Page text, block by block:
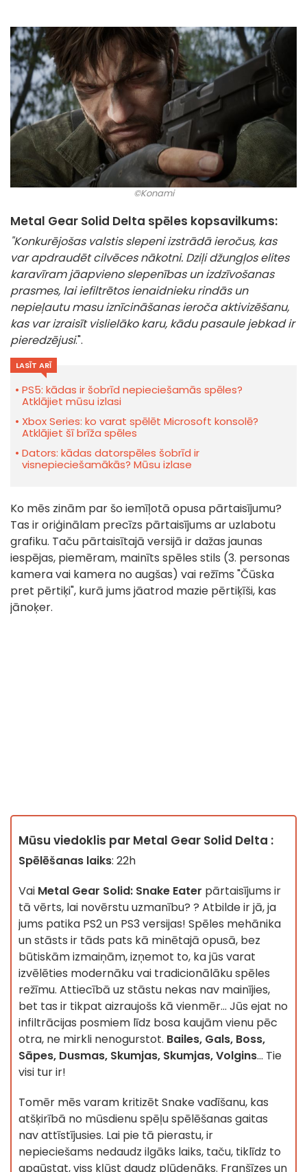
©Konami
Metal Gear Solid Delta spēles kopsavilkums:
"Konkurējošas valstis slepeni izstrādā ieročus, kas
var apdraudēt cilvēces nākotni. Dziļi džungļos elites
karavīram jāapvieno slepenības un izdzīvošanas
prasmes, lai iefiltrētos ienaidnieku rindās un
nepieļautu masu iznīcināšanas ieroča aktivizēšanu,
kas var izraisīt vislielāko karu, kādu pasaule jebkad ir
pieredzējusi.".
LASĪT ARĪ
PS5: kādas ir šobrīd nepieciešamās spēles?
Atklājiet mūsu izlasi
Xbox Series: ko varat spēlēt Microsoft konsolē?
Atklājiet šī brīža spēles
Dators: kādas datorspēles šobrīd ir
visnepieciešamākās? Mūsu izlase
Ko mēs zinām par šo iemīļotā opusa pārtaisījumu?
Tas ir oriģinālam precīzs pārtaisījums ar uzlabotu
grafiku. Taču pārtaisītajā versijā ir dažas jaunas
iespējas, piemēram, mainīts spēles stils (3. personas
kamera vai kamera no augšas) vai režīms "Čūska
pret pērtiķi", kurā jums jāatrod mazie pērtiķīši, kas
jānoķer.
Mūsu viedoklis par Metal Gear Solid Delta :
Spēlēšanas laiks: 22h
Vai Metal Gear Solid: Snake Eater pārtaisījums ir
tā vērts, lai novērstu uzmanību? ? Atbilde ir jā, ja
jums patika PS2 un PS3 versijas! Spēles mehānika
un stāsts ir tāds pats kā minētajā opusā, bez
būtiskām izmaiņām, izņemot to, ka jūs varat
izvēlēties modernāku vai tradicionālāku spēles
režīmu. Attiecībā uz stāstu nekas nav mainījies,
bet tas ir tikpat aizraujošs kā vienmēr... Jūs ejat no
infiltrācijas posmiem līdz bosa kaujām vienu pēc
otra, ne mirkli nenogurstot. Bailes, Gals, Boss,
Sāpes, Dusmas, Skumjas, Skumjas, Volgins... Tie
visi tur ir!
Tomēr mēs varam kritizēt Snake vadīšanu, kas
atšķirībā no mūsdienu spēļu spēlēšanas gaitas
nav attīstījusies. Lai pie tā pierastu, ir
nepieciešams nedaudz ilgāks laiks, taču, tiklīdz to
apgūstat, viss kļūst daudz plūdenāks. Franšīzes un